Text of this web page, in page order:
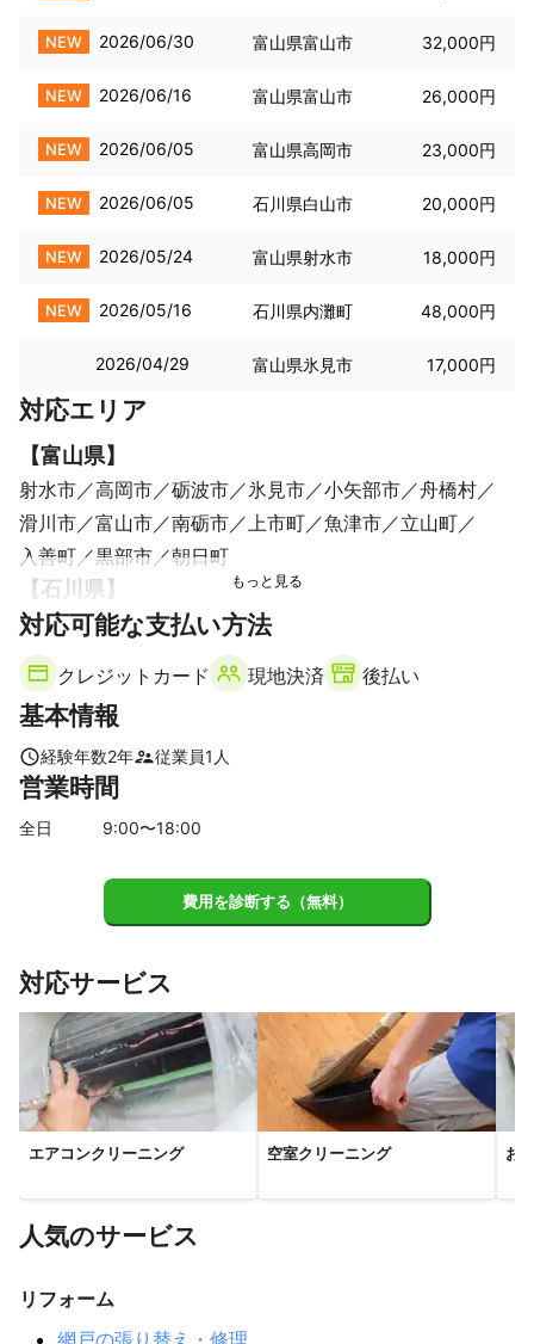
NEW 2026/06/30 富山県富山市 32,000円
NEW 2026/06/16 富山県富山市 26,000円
NEW 2026/06/05 富山県高岡市 23,000円
NEW 2026/06/05 石川県白山市 20,000円
NEW 2026/05/24 富山県射水市 18,000円
NEW 2026/05/16 石川県内灘町 48,000円
2026/04/29 富山県氷見市 17,000円
対応エリア
【富山県】
射水市 高岡市 砺波市 氷見市 小矢部市
舟橋村
滑川市
富山市 南砺市 上市町 魚津市
立山町
入善町
黒部市 朝日町
【石川県】
宝達志水町 津幡町 かほく市
内灘町
金沢市 野々市市
白山市
穴水町 小松市 能登町 川北町
対応可能な支払い方法
クレジットカード 現地決済 後払い
基本情報
経験年数2年 従業員1 人
営業時間
全日 9:00〜18:00
費用を診断する（無料）
対応サービス
エアコンクリーニング 空室クリーニング お
人気のサービス
リフォーム
網戸の張り替え・修理